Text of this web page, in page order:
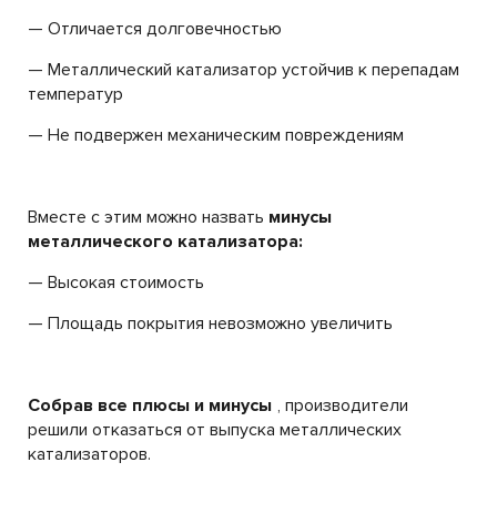
— Отличается долговечностью
— Металлический катализатор устойчив к перепадам
температур
— Не подвержен механическим повреждениям
Вместе с этим можно назвать минусы
металлического катализатора:
— Высокая стоимость
— Площадь покрытия невозможно увеличить
Собрав все плюсы и минусы , производители
решили отказаться от выпуска металлических
катализаторов.